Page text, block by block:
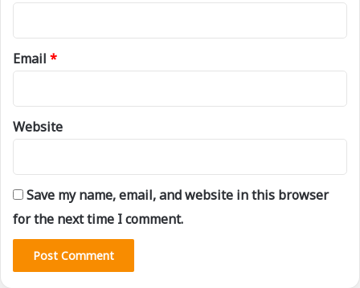
Email *
Website
Save my name, email, and website in this browser
for the next time I comment.